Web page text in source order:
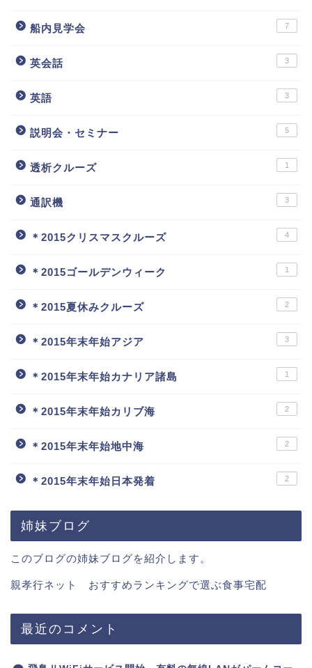
船内見学会 7
英会話 3
英語 3
説明会・セミナー 5
透析クルーズ 1
通訳機 3
＊2015クリスマスクルーズ 4
＊2015ゴールデンウィーク 1
＊2015夏休みクルーズ 2
＊2015年末年始アジア 3
＊2015年末年始カナリア諸島 1
＊2015年末年始カリブ海 2
＊2015年末年始地中海 2
＊2015年末年始日本発着 2
姉妹ブログ
このブログの姉妹ブログを紹介します。
親孝行ネット おすすめランキングで選ぶ食事宅配
最近のコメント